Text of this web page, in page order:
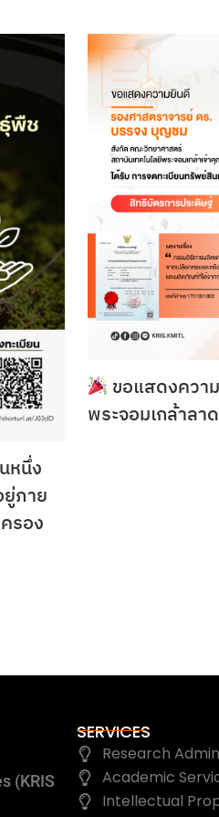
หนึ่ง
ยู่ภาย
รอง
ขอแสดงควา
พระจอมเกล้าลา
(KRIS
SERVICES
Research
Academic
Intellectual